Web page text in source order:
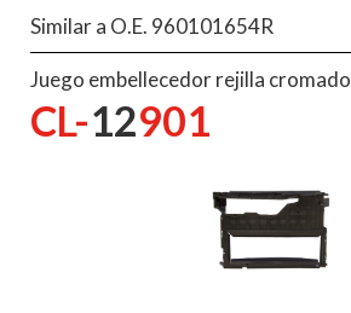
Similar a O.E. 960101654R
Juego embellecedor rejilla cromado
CL-12901